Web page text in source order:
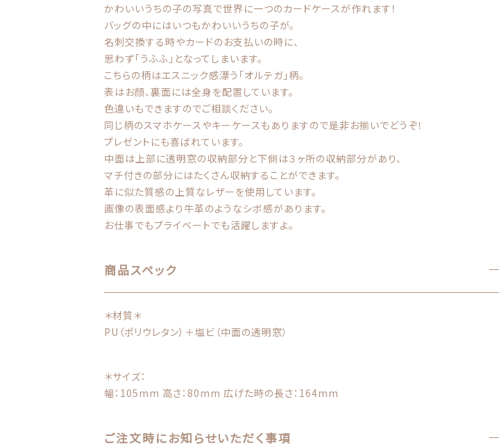
かわいいうちの子の写真で世界に一つのカードケースが作れます！
バッグの中にはいつもかわいいうちの子が。
名刺交換する時やカードのお支払いの時に、
思わず「うふふ」となってしまいます。
こちらの柄はエスニック感漂う「オルテガ」柄。
表はお顔、裏面には全身を配置しています。
色違いもできますのでご相談ください。
同じ柄のスマホケースやキーケースもありますので是非お揃いでどうぞ！
プレゼントにも喜ばれています。
中面は上部に透明窓の収納部分と下側は３ヶ所の収納部分があり、
マチ付きの部分にはたくさん収納することができます。
革に似た質感の上質なレザーを使用しています。
画像の表面感より牛革のようなシボ感があります。
お仕事でもプライベートでも活躍しますよ。
商品スペック
＊材質＊
PU（ポリウレタン）＋塩ビ（中面の透明窓）
＊サイズ：
幅：105mm 高さ：80mm 広げた時の長さ：164mm
ご注文時にお知らせいただく事項